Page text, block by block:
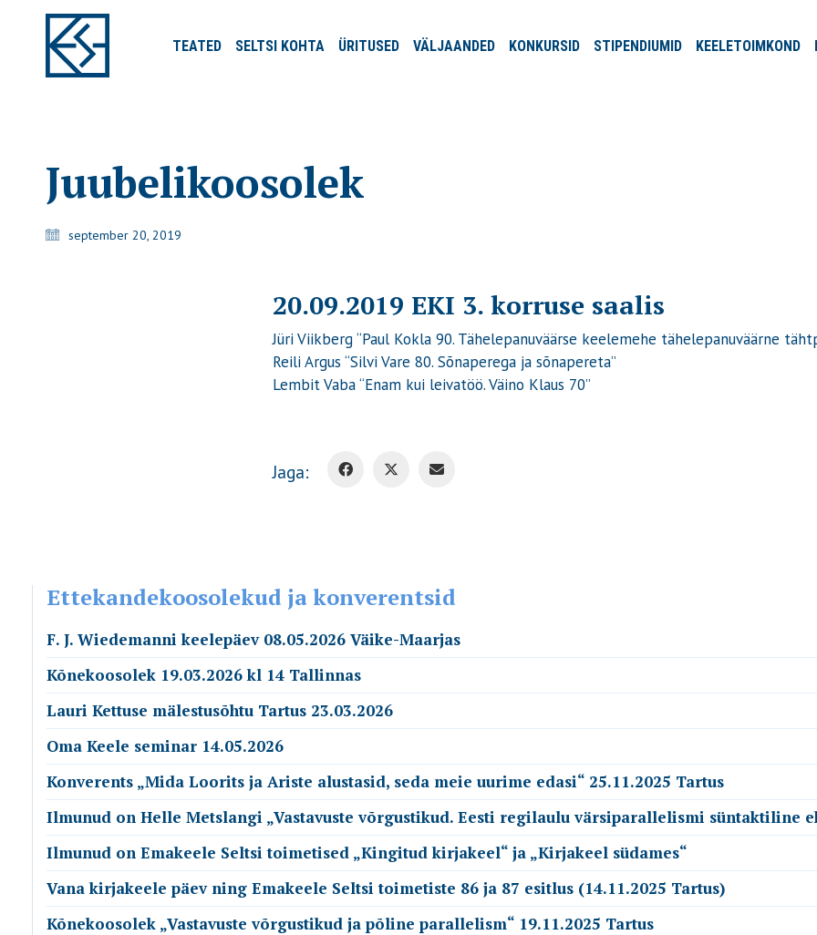
TEATED SELTSI KOHTA ÜRITUSED VÄLJAANDED KONKURSID STIPENDIUMID KEELETOIMKOND
Juubelikoosolek
september 20, 2019
20.09.2019 EKI 3. korruse saalis
Jüri Viikberg “Paul Kokla 90. Tähelepanuväärse keelemehe tähelepanuväärne
Reili Argus “Silvi Vare 80. Sõnaperega ja sõnapereta”
Lembit Vaba “Enam kui leivatöö. Väino Klaus 70”
Jaga:
Ettekandekoosolekud ja konverentsid
F. J. Wiedemanni keelepäev 08.05.2026 Väike-Maarjas
Kõnekoosolek 19.03.2026 kl 14 Tallinnas
Lauri Kettuse mälestusõhtu Tartus 23.03.2026
Oma Keele seminar 14.05.2026
Konverents „Mida Loorits ja Ariste alustasid, seda meie uurime edasi“ 25.11.2025 Tartus
Ilmunud on Helle Metslangi „Vastavuste võrgustikud. Eesti regilaulu värsiparallelismi süntaktiline
Ilmunud on Emakeele Seltsi toimetised „Kingitud kirjakeel“ ja „Kirjakeel südames“
Vana kirjakeele päev ning Emakeele Seltsi toimetiste 86 ja 87 esitlus (14.11.2025 Tartus)
Kõnekoosolek „Vastavuste võrgustikud ja põline parallelism“ 19.11.2025 Tartus